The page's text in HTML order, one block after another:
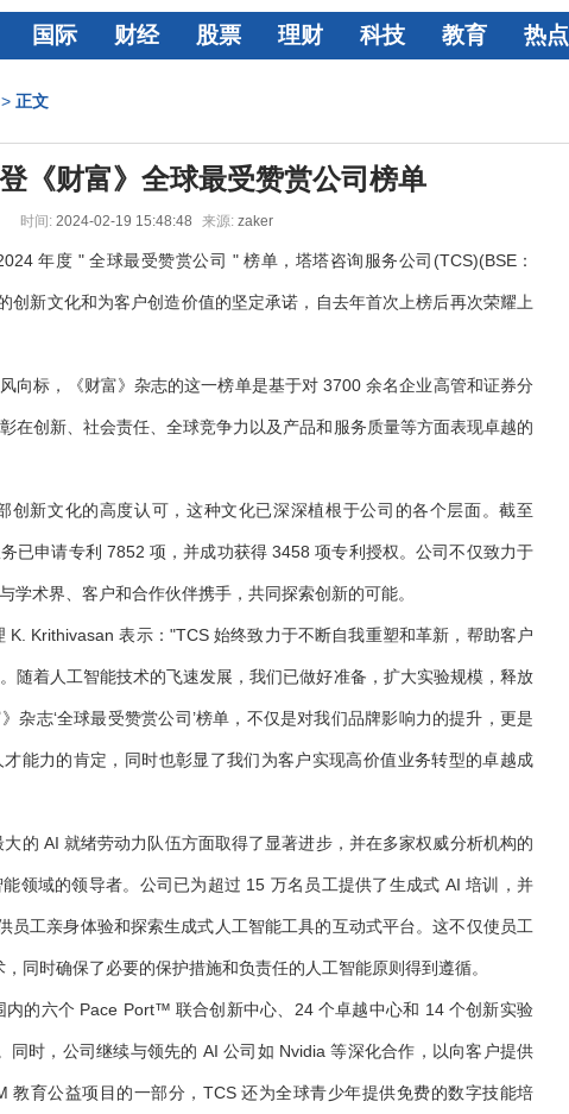
国际 财经 股票 理财 科技 教育 热点
正文
《财富》全球最受赞赏公司榜单
时间: 2024-02-19 15:48:48 来源: zaker
年度 " 全球最受赞赏公司 " 榜单，塔塔咨询服务公司(TCS)(BSE：
创新文化和为客户创造价值的坚定承诺，自去年首次上榜后再次荣耀上
向标，《财富》杂志的这一榜单是基于对 3700 余名企业高管和证券分
在创新、社会责任、全球竞争力以及产品和服务质量等方面表现卓越的
创新文化的高度认可，这种文化已深深植根于公司的各个层面。截至
已申请专利 7852 项，并成功获得 3458 项专利授权。公司不仅致力于
学术界、客户和合作伙伴携手，共同探索创新的可能。
K. Krithivasan 表示："TCS 始终致力于不断自我重塑和革新，帮助客户
随着人工智能技术的飞速发展，我们已做好准备，扩大实验规模，释放
杂志‘全球最受赞赏公司’榜单，不仅是对我们品牌影响力的提升，更是
能力的肯定，同时也彰显了我们为客户实现高价值业务转型的卓越成
的 AI 就绪劳动力队伍方面取得了显著进步，并在多家权威分析机构的
领域的领导者。公司已为超过 15 万名员工提供了生成式 AI 培训，并
员工亲身体验和探索生成式人工智能工具的互动式平台。这不仅使员工
同时确保了必要的保护措施和负责任的人工智能原则得到遵循。
内的六个 Pace Port™ 联合创新中心、24 个卓越中心和 14 个创新实验
同时，公司继续与领先的 AI 公司如 Nvidia 等深化合作，以向客户提供
教育公益项目的一部分，TCS 还为全球青少年提供免费的数字技能培